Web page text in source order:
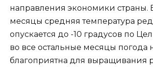
направления экономики страны.
месяцы средняя температура
опускается до -10 градусов по
во все остальные месяцы погода
благоприятна для выращивания